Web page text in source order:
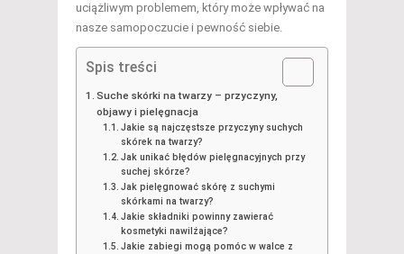
uciążliwym problemem, który może wpływać na
nasze samopoczucie i pewność siebie.
Spis treści
Suche skórki na twarzy – przyczyny,
objawy i pielęgnacja
Jakie są najczęstsze przyczyny suchych
skórek na twarzy?
Jak unikać błędów pielęgnacyjnych przy
suchej skórze?
Jak pielęgnować skórę z suchymi
skórkami na twarzy?
Jakie składniki powinny zawierać
kosmetyki nawilżające?
Jakie zabiegi mogą pomóc w walce z